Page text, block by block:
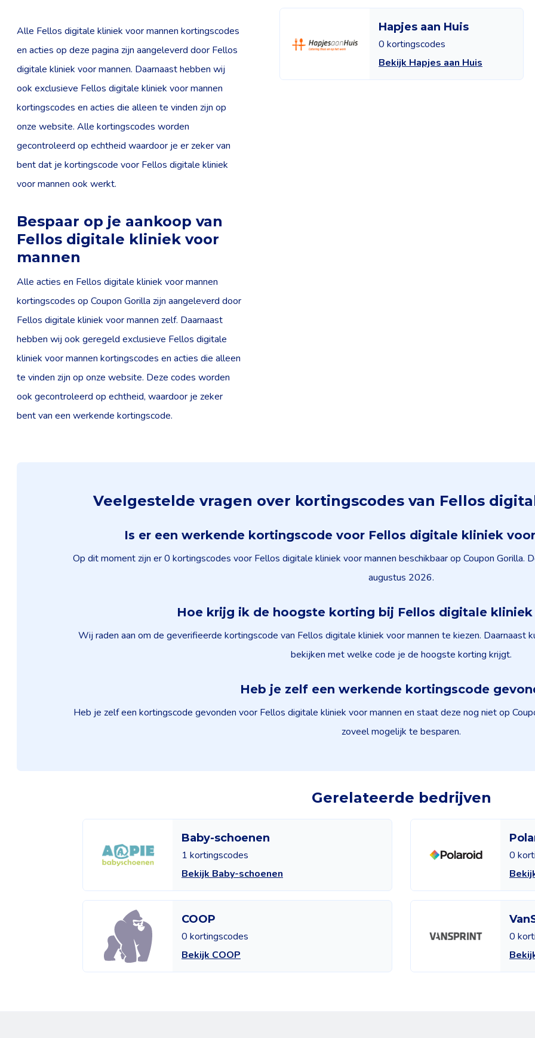
Alle Fellos digitale kliniek voor mannen kortingscodes
en acties op deze pagina zijn aangeleverd door Fellos
digitale kliniek voor mannen. Daarnaast hebben wij
ook exclusieve Fellos digitale kliniek voor mannen
kortingscodes en acties die alleen te vinden zijn op
onze website. Alle kortingscodes worden
gecontroleerd op echtheid waardoor je er zeker van
bent dat je kortingscode voor Fellos digitale kliniek
voor mannen ook werkt.
Bespaar op je aankoop van
Fellos digitale kliniek voor
mannen
Alle acties en Fellos digitale kliniek voor mannen
kortingscodes op Coupon Gorilla zijn aangeleverd door
Fellos digitale kliniek voor mannen zelf. Daarnaast
hebben wij ook geregeld exclusieve Fellos digitale
kliniek voor mannen kortingscodes en acties die alleen
te vinden zijn op onze website. Deze codes worden
ook gecontroleerd op echtheid, waardoor je zeker
bent van een werkende kortingscode.
Hapjes aan Huis
0 kortingscodes
Bekijk Hapjes aan Huis
Veelgestelde vragen over kortingscodes van Fellos
Is er een werkende kortingscode voor Fellos digitale kliniek
Op dit moment zijn er 0 kortingscodes voor Fellos digitale kliniek voor mannen beschikbaar op Coupon Gorilla.
augustus 2026.
Hoe krijg ik de hoogste korting bij Fellos digitale kliniek
Wij raden aan om de geverifieerde kortingscode van Fellos digitale kliniek voor mannen te kiezen. Daarnaast
bekijken met welke code je de hoogste korting krijgt.
Heb je zelf een werkende kortingscode
Heb je zelf een kortingscode gevonden voor Fellos digitale kliniek voor mannen en staat deze nog niet op
zoveel mogelijk te besparen.
Gerelateerde bedrijven
Baby-schoenen
1 kortingscodes
Bekijk Baby-schoenen
0
COOP
0 kortingscodes
Bekijk COOP
0